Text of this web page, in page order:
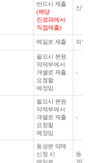
반드시 제출
(해당
진료과에서
직접제출)
신약
메일로 제출 의약
필요시 본원
약제부에서
개별로 제출
요청할
예정임
-
필요시 본원
약제부에서
개별로 제출
요청할
예정임
-
동성분 약제
신청 시
동성